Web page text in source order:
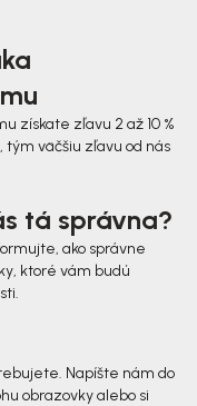
získate zľavu 2 až 10 %
väčšiu zľavu od nás
tá správna?
ako správne
ktoré vám budú
Napíšte nám do
obrazovky alebo si